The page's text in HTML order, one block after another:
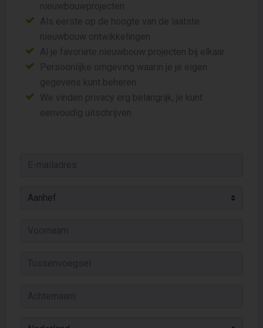
nieuwbouwprojecten
Als eerste op de hoogte van de laatste
nieuwbouw ontwikkelingen
Al je favoriete nieuwbouw projecten bij elkaar
Persoonlijke omgeving waarin je je eigen
gegevens kunt beheren
We vinden privacy erg belangrijk, je kunt
eenvoudig uitschrijven